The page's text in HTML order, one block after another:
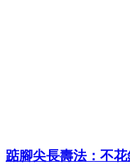
踮腳尖長壽法：不